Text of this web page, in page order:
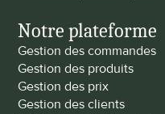
Notre plateforme
Gestion des commandes
Gestion des produits
Gestion des prix
Gestion des clients